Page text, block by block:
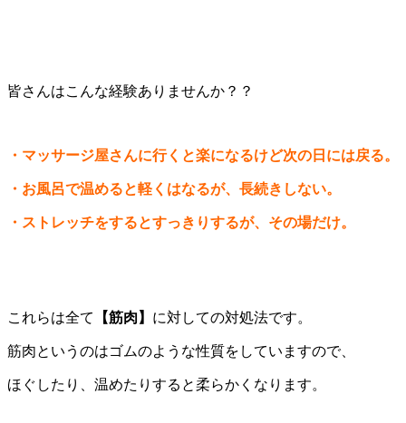
皆さんはこんな経験ありませんか？？
・マッサージ屋さんに行くと楽になるけど次の日には戻る。
・お風呂で温めると軽くはなるが、長続きしない。
・ストレッチをするとすっきりするが、その場だけ。
これらは全て 【筋肉】 に対しての対処法です。
筋肉というのはゴムのような性質をしていますので、
ほぐしたり、温めたりすると柔らかくなります。